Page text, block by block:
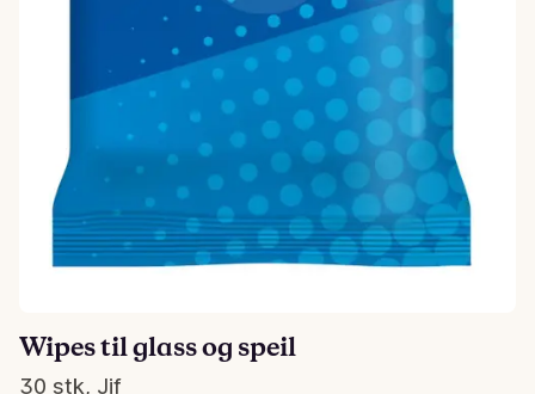
Wipes til glass og speil
30 stk, Jif